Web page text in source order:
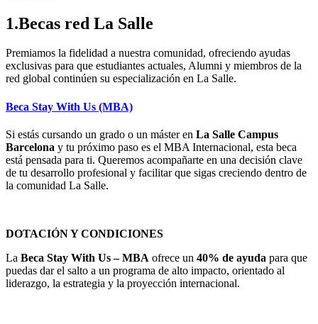
1.Becas red La Salle
Premiamos la fidelidad a nuestra comunidad, ofreciendo ayudas
exclusivas para que estudiantes actuales, Alumni y miembros de la
red global continúen su especialización en La Salle.
Beca Stay With Us (MBA)
Si estás cursando un grado o un máster en La Salle Campus
Barcelona y tu próximo paso es el MBA Internacional, esta beca
está pensada para ti. Queremos acompañarte en una decisión clave
de tu desarrollo profesional y facilitar que sigas creciendo dentro de
la comunidad La Salle.
DOTACIÓN Y CONDICIONES
La Beca Stay With Us – MBA ofrece un 40% de ayuda para que
puedas dar el salto a un programa de alto impacto, orientado al
liderazgo, la estrategia y la proyección internacional.